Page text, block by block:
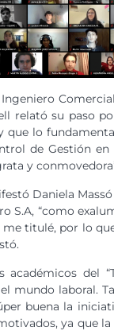
relató su paso
que lo
de Gestión
y
Daniela
S.A, “como
me titulé, por lo
académicos del
mundo laboral.
buena la
ya que